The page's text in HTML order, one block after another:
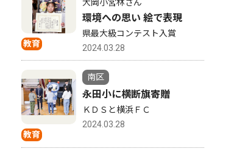
教育
大岡小宮林さん
環境への思い 絵で表現
県最大級コンテスト入賞
2024.03.28
教育
南区
永田小に横断旗寄贈
ＫＤＳと横浜ＦＣ
2024.03.28